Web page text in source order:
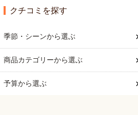
クチコミを探す
季節・シーンから選ぶ
商品カテゴリーから選ぶ
予算から選ぶ